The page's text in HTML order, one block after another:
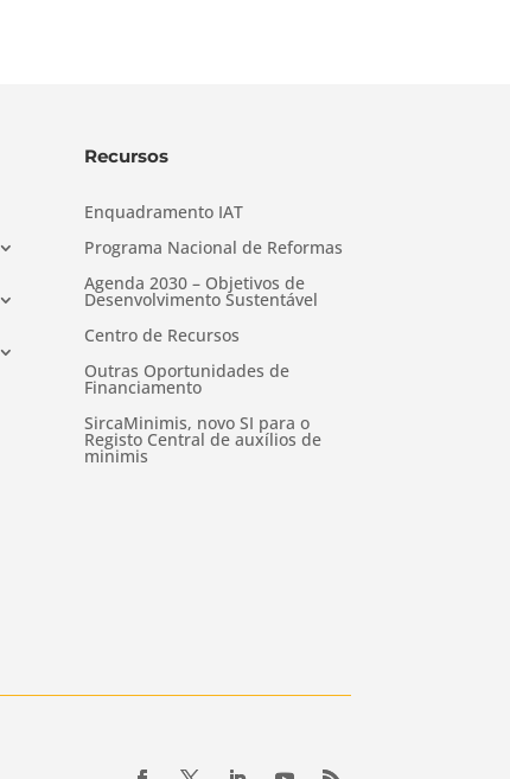
Recursos
Enquadramento IAT
Programa Nacional de Reformas
Agenda 2030 – Objetivos de
Desenvolvimento Sustentável
Centro de Recursos
Outras Oportunidades de
Financiamento
SircaMinimis, novo SI para o
Registo Central de auxílios de
minimis